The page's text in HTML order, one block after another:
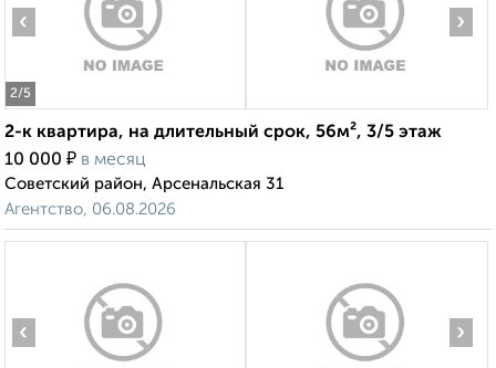
2/5
‹ ›
2-к квартира, на длительный срок, 56м², 3/5 этаж
10 000 ₽ в месяц
Советский район, Арсенальская 31
Агентство, 06.08.2026
‹ ›